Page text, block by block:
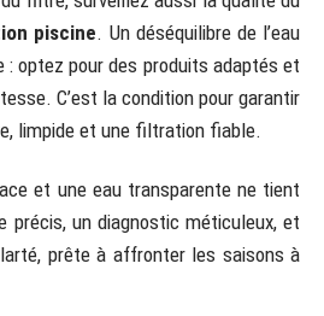
piscine. Un déséquilibre de l’eau
: optez pour des produits adaptés et
C’est la condition pour garantir
limpide et une filtration fiable.
et une eau transparente ne tient
précis, un diagnostic méticuleux, et
prête à affronter les saisons à